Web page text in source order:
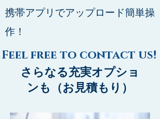
携帯アプリでアップロード簡単操
作！
Feel free to contact us!
​さらなる充実オプショ
ンも（お見積もり）​​